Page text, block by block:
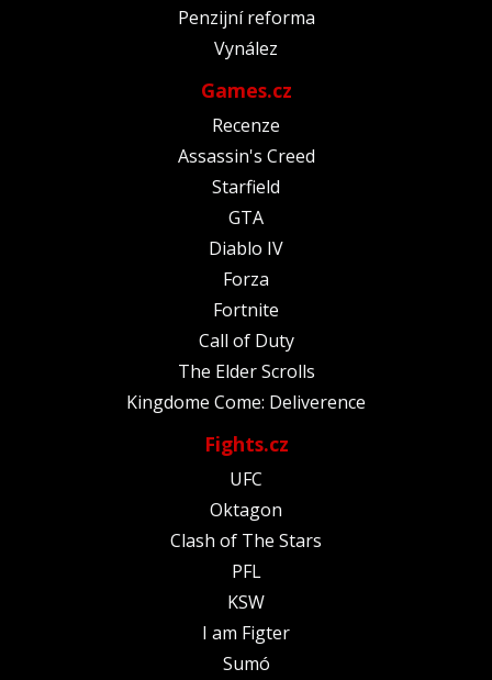
Penzijní reforma
Vynález
Games.cz
Recenze
Assassin's Creed
Starfield
GTA
Diablo IV
Forza
Fortnite
Call of Duty
The Elder Scrolls
Kingdome Come: Deliverence
Fights.cz
UFC
Oktagon
Clash of The Stars
PFL
KSW
I am Figter
Sumó